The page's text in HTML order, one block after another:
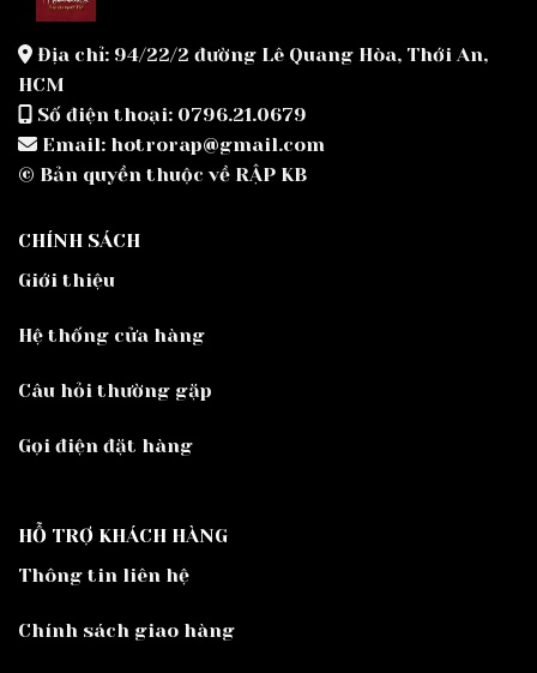
Địa chỉ: 94/22/2 đường Lê Quang Hòa, Thới An,
HCM
Số điện thoại: 0796.21.0679
Email: hotrorap@gmail.com
© Bản quyền thuộc về RẬP KB
CHÍNH SÁCH
Giới thiệu
Hệ thống cửa hàng
Câu hỏi thường gặp
Gọi điện đặt hàng
HỖ TRỢ KHÁCH HÀNG
Thông tin liên hệ
Chính sách giao hàng